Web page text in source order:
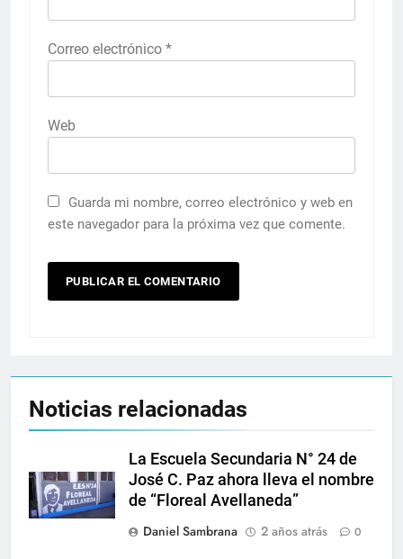
Correo electrónico *
Web
Guarda mi nombre, correo electrónico y web en
este navegador para la próxima vez que comente.
Noticias relacionadas
La Escuela Secundaria N° 24 de
José C. Paz ahora lleva el nombre
de “Floreal Avellaneda”
Daniel Sambrana
2 años atrás 0